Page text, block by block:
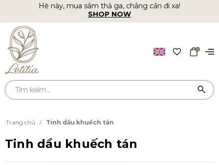
Hè này, mua sắm thả ga, chẳng cần đi xa!
SHOP NOW
0
Trang chủ / Tinh dầu khuếch tán
Tinh dầu khuếch tán